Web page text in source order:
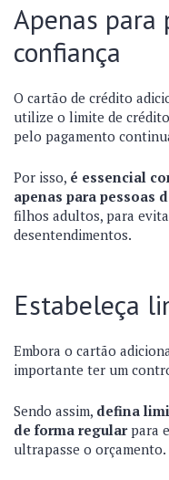
Apenas para
confiança
O cartão de crédito
utilize o limite de
pelo pagamento
Por isso, é essencial
apenas para pessoas
filhos adultos, para
desentendimentos.
Estabeleça
Embora o cartão
importante ter um
Sendo assim, defina
de forma regularpara
ultrapasse o orçamento.